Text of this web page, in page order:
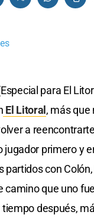
para El
El Litoral , más que
a
primero y
con
camino que uno
después,